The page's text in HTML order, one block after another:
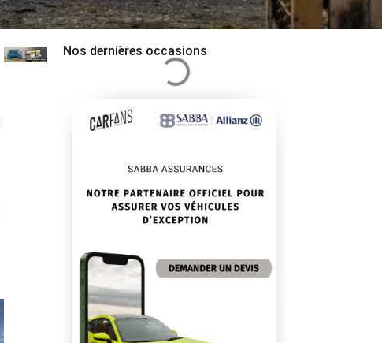
Nos dernières occasions